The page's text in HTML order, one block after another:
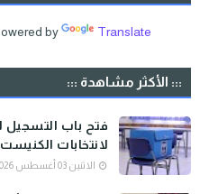
by Translate
::: الأكثر مشاهدة :::
فتح باب التسجيل
لانتخابات
الاثنين 03 أغسطس 2026